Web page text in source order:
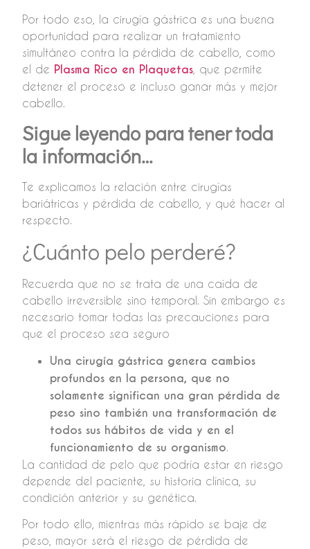
Por todo eso, la cirugía gástrica es una buena
oportunidad para realizar un tratamiento
simultáneo contra la pérdida de cabello, como
el de Plasma Rico en Plaquetas , que permite
detener el proceso e incluso ganar más y mejor
cabello.
Sigue leyendo para tener toda
la información…
Te explicamos la relación entre cirugías
bariátricas y pérdida de cabello, y qué hacer al
respecto.
¿Cuánto pelo perderé?
Recuerda que no se trata de una caída de
cabello irreversible sino temporal. Sin embargo es
necesario tomar todas las precauciones para
que el proceso sea seguro
Una cirugía gástrica genera cambios
profundos en la persona, que no
solamente significan una gran pérdida de
peso sino también una transformación de
todos sus hábitos de vida y en el
funcionamiento de su organismo
La cantidad de pelo que podría estar en riesgo
depende del paciente, su historia clínica, su
condición anterior y su genética.
Por todo ello, mientras más rápido se baje de
peso, mayor será el riesgo de pérdida de